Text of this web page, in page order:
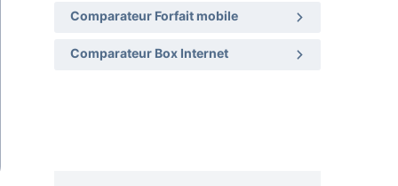
Comparateur Forfait mobile
Comparateur Box Internet